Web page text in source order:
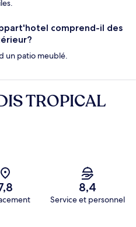
comprend-il des
un patio meublé.
TROPICAL
8,4
Service et personnel